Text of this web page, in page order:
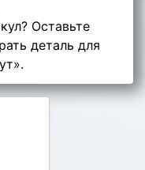
Оставьте
деталь для